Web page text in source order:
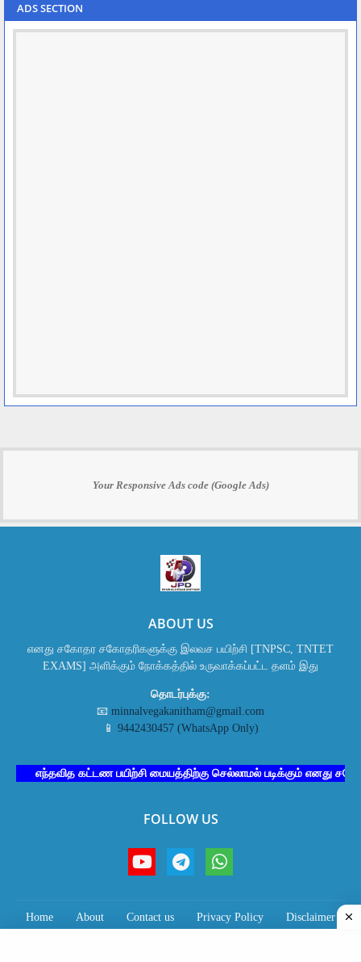
ADS SECTION
Your Responsive Ads code (Google Ads)
ABOUT US
எனது சகோதர சகோதரிகளுக்கு இலவச பயிற்சி [TNPSC, TNTET
EXAMS] அளிக்கும் நோக்கத்தில் உருவாக்கப்பட்ட தளம் இது
தொடர்புக்கு:
📧 minnalvegakanitham@gmail.com
📱 9442430457 (WhatsApp Only)
எந்தவித கட்டண பயிற்சி மையத்திற்கு செல்லாமல் படிக்கும் எனது சகோதர
FOLLOW US
Home About Contact us Privacy Policy
Disclaimer